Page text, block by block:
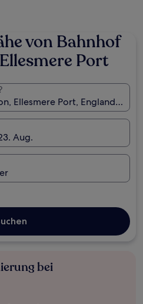
von Bahnhof
Port
Ellesmere Port, England,
Aug.
bei